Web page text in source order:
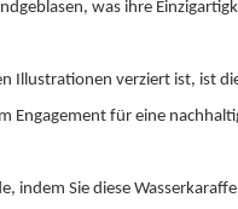
was ihre
verziert ist, ist
Engagement für eine
indem Sie diese